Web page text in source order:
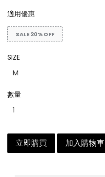
適用優惠
SALE 20% OFF
SIZE
數量
立即購買 加入購物車